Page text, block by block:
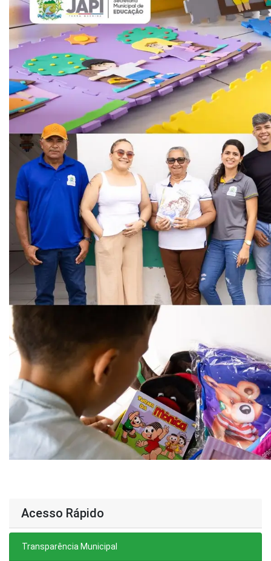
Acesso Rápido
Transparência Municipal